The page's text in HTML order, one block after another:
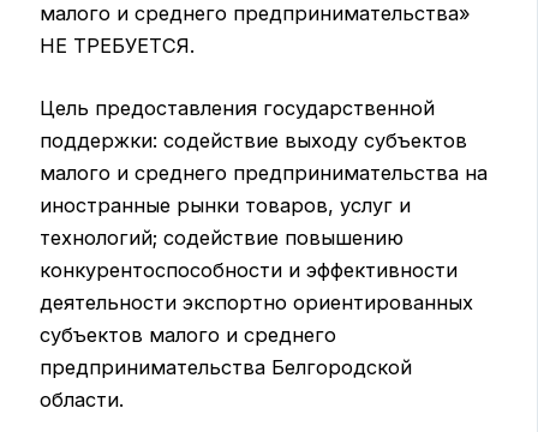
малого и среднего предпринимательства»
НЕ ТРЕБУЕТСЯ.
Цель предоставления государственной
поддержки: содействие выходу субъектов
малого и среднего предпринимательства на
иностранные рынки товаров, услуг и
технологий; содействие повышению
конкурентоспособности и эффективности
деятельности экспортно ориентированных
субъектов малого и среднего
предпринимательства Белгородской
области.